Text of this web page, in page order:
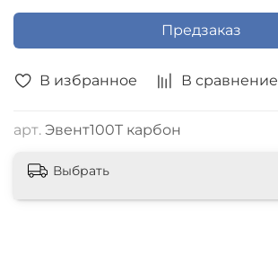
В избранное В сравнение
арт. Эвент100T карбон
Предзаказ
Выбрать